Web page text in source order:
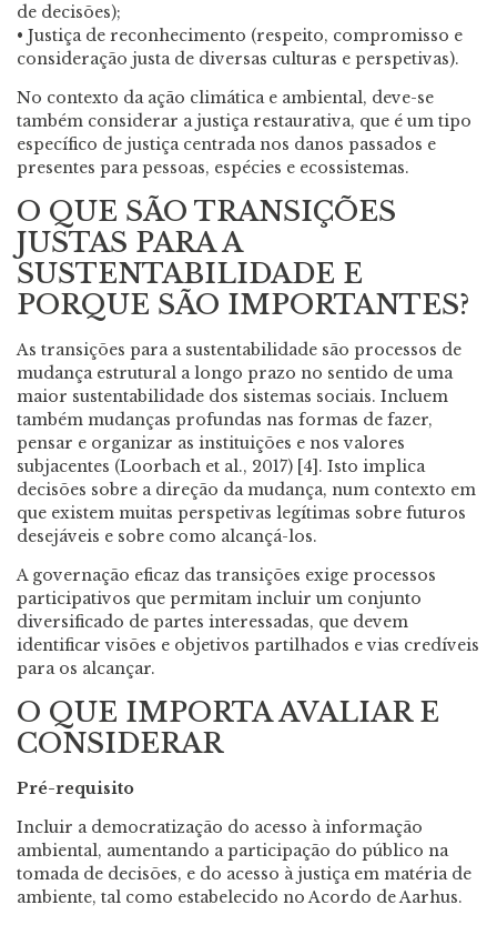
de decisões);
• Justiça de reconhecimento (respeito, compromisso e
consideração justa de diversas culturas e perspetivas).
No contexto da ação climática e ambiental, deve-se
também considerar a justiça restaurativa, que é um tipo
específico de justiça centrada nos danos passados e
presentes para pessoas, espécies e ecossistemas.
O QUE SÃO TRANSIÇÕES
JUSTAS PARA A
SUSTENTABILIDADE E
PORQUE SÃO IMPORTANTES?
As transições para a sustentabilidade são processos de
mudança estrutural a longo prazo no sentido de uma
maior sustentabilidade dos sistemas sociais. Incluem
também mudanças profundas nas formas de fazer,
pensar e organizar as instituições e nos valores
subjacentes (Loorbach et al., 2017) [4]. Isto implica
decisões sobre a direção da mudança, num contexto em
que existem muitas perspetivas legítimas sobre futuros
desejáveis e sobre como alcançá-los.
A governação eficaz das transições exige processos
participativos que permitam incluir um conjunto
diversificado de partes interessadas, que devem
identificar visões e objetivos partilhados e vias credíveis
para os alcançar.
O QUE IMPORTA AVALIAR E
CONSIDERAR
Pré-requisito
Incluir a democratização do acesso à informação
ambiental, aumentando a participação do público na
tomada de decisões, e do acesso à justiça em matéria de
ambiente, tal como estabelecido no Acordo de Aarhus.